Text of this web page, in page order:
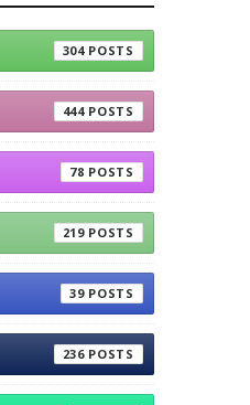
304
444
78
219
39
236